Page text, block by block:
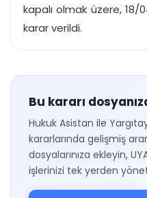
kapalı olmak üzere, 18/
karar verildi.
Bu kararı
Hukuk Asistan ile
kararlarında gelişmiş
dosyalarınıza ekleyin,
işlerinizi tek yerden